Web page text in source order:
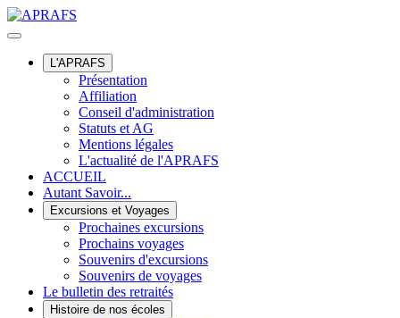
L'APRAFS
Présentation
Affiliation
Conseil d'administration
Statuts et AG
Mentions légales
L'actualité de l'APRAFS
ACCUEIL
Autant Savoir...
Excursions et Voyages
Prochaines excursions
Prochains voyages
Souvenirs d'excursions
Souvenirs de voyages
Le bulletin des retraités
Histoire de nos écoles